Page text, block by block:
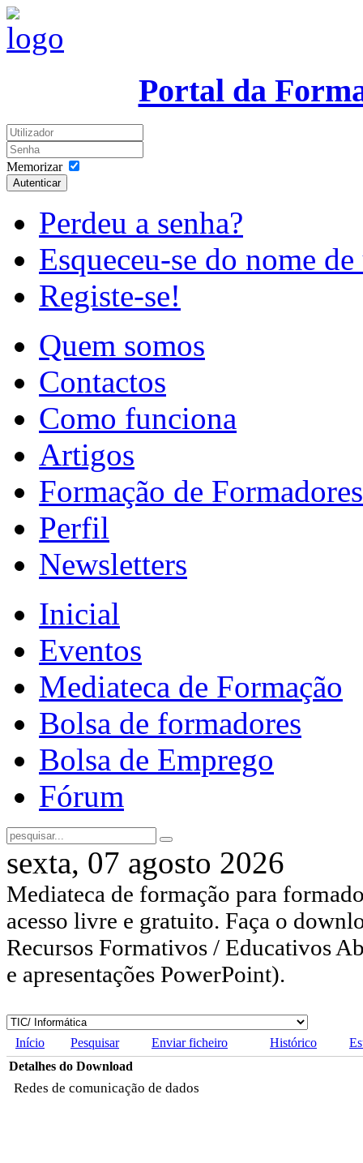
Portal da
Memorizar
Autenticar
Perdeu a senha?
Esqueceu-se do nome
Registe-se!
Quem somos
Contactos
Como funciona
Artigos
Formação de Formadores
Perfil
Newsletters
Inicial
Eventos
Mediateca de Formação
Bolsa de formadores
Bolsa de Emprego
Fórum
sexta, 07 agosto 2026
Mediateca de formação para
acesso livre e gratuito. Faça o
Recursos Formativos / Educativos
e apresentações PowerPoint).
Início Pesquisar Enviar ficheiro Histórico
Detalhes do Download
Redes de comunicação de dados